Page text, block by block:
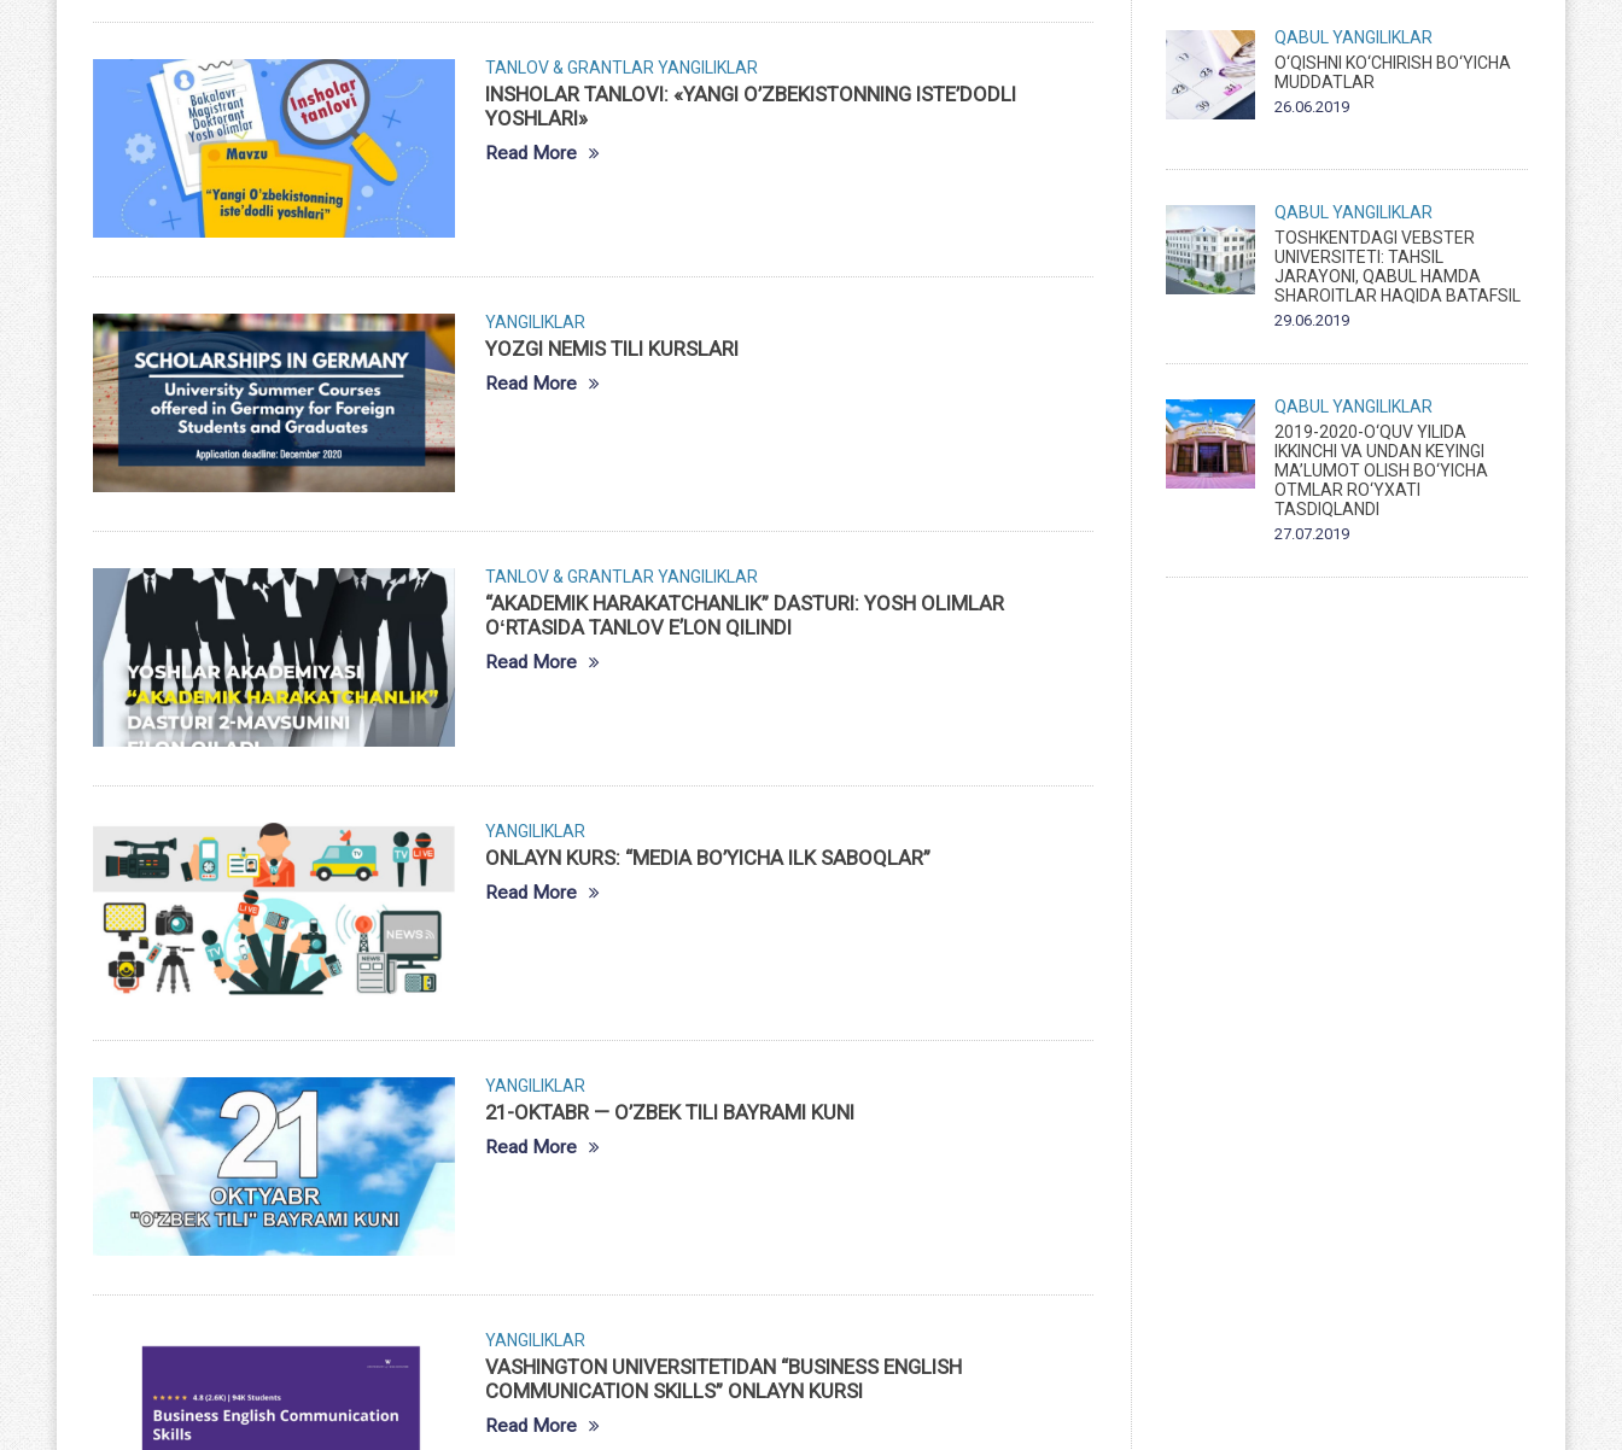
TANLOV & GRANTLAR YANGILIKLAR
INSHOLAR TANLOVI: «YANGI O’ZBEKISTONNING ISTE’DODLI
YOSHLARI»
Read More
YANGILIKLAR
YOZGI NEMIS TILI KURSLARI
Read More
TANLOV & GRANTLAR YANGILIKLAR
“AKADEMIK HARAKATCHANLIK” DASTURI: YOSH OLIMLAR
OʻRTASIDA TANLOV EʼLON QILINDI
Read More
YANGILIKLAR
ONLAYN KURS: “MEDIA BO’YICHA ILK SABOQLAR”
Read More
YANGILIKLAR
21-OKTABR — O’ZBEK TILI BAYRAMI KUNI
Read More
YANGILIKLAR
VASHINGTON UNIVERSITETIDAN “BUSINESS ENGLISH
COMMUNICATION SKILLS” ONLAYN KURSI
Read More
QABUL
YANGILIKLAR
O‘QISHNI KO‘CHIRISH BO‘YICHA
MUDDATLAR
26.06.2019
QABUL
YANGILIKLAR
TOSHKENTDAGI VEBSTER
UNIVERSITETI: TAHSIL
JARAYONI, QABUL HAMDA
SHAROITLAR HAQIDA BATAFSIL
29.06.2019
QABUL
YANGILIKLAR
2019-2020-O‘QUV YILIDA
IKKINCHI VA UNDAN KEYINGI
MA’LUMOT OLISH BO‘YICHA
OTMLAR RO‘YXATI
TASDIQLANDI
27.07.2019